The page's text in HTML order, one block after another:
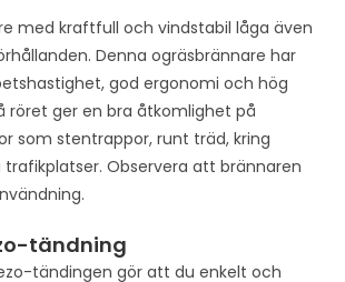
med kraftfull och vindstabil låga även
Denna ogräsbrännare har
god ergonomi och hög
röret ger en bra åtkomlighet på
som stentrappor, runt träd, kring
Observera att brännaren
tändning
tändingen gör att du enkelt och